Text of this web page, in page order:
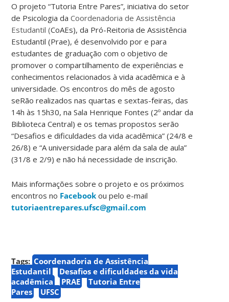
O projeto “Tutoria Entre Pares”, iniciativa do setor
de Psicologia daCoordenadoria de Assistência
Estudantil (CoAEs), da Pró-Reitoria de Assistência
Estudantil (Prae), é desenvolvido por e para
estudantes de graduação com o objetivo de
promover o compartilhamento de experiências e
conhecimentos relacionados à vida acadêmica e à
universidade. Os encontros do mês de agosto
seRão realizados nas quartas e sextas-feiras, das
14h às 15h30, na Sala Henrique Fontes (2º andar da
Biblioteca Central) e os temas propostos serão
“Desafios e dificuldades da vida acadêmica” (24/8 e
26/8) e “A universidade para além da sala de aula”
(31/8 e 2/9) e não há necessidade de inscrição.
Mais informações sobre o projeto e os próximos
encontros no Facebook ou pelo e-mail
tutoriaentrepares.ufsc@gmail.com
Tags: Coordenadoria de Assistência
Estudantil
Desafios e dificuldades da vida
acadêmica
PRAE
Tutoria Entre
Pares
UFSC